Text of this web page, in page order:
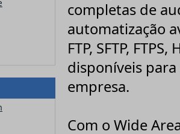
completas de
automatização
FTP, SFTP,
disponíveis
empresa.
Com o Wide